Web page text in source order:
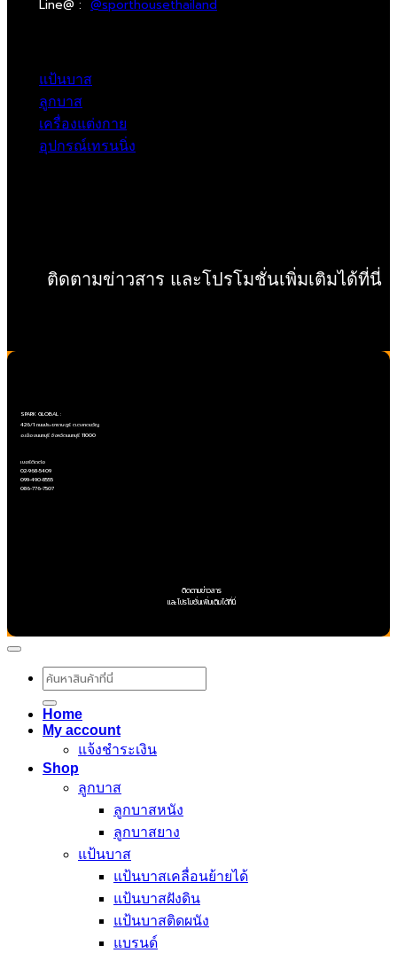
Line@ : @sporthousethailand
แป้นบาส
ลูกบาส
เครื่องแต่งกาย
อุปกรณ์เทรนนิ่ง
ติดตามข่าวสาร และโปรโมชั่นเพิ่มเติมได้ที่นี่
SPARK GLOBAL :
426/1 ถนนประชาราษฎร์ ต.ตลาดขวัญ
อ.เมืองนนทบุรี จังหวัดนนทบุรี 11000
เบอร์ติดต่อ
02-968-5409
099-490-8555
086-776-7507
ติดตามข่าวสาร
และโปรโมชั่นเพิ่มเติมได้ที่นี่
ค้นหา:
Home
My account
แจ้งชำระเงิน
Shop
ลูกบาส
ลูกบาสหนัง
ลูกบาสยาง
แป้นบาส
แป้นบาสเคลื่อนย้ายได้
แป้นบาสฝังดิน
แป้นบาสติดผนัง
แบรนด์